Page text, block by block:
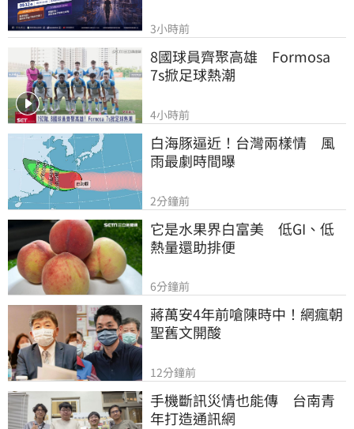
3小時前
8國球員齊聚高雄　Formosa
7s掀足球熱潮
4小時前
白海豚逼近！台灣兩樣情　風
雨最劇時間曝
2分鐘前
它是水果界白富美　低GI、低
熱量還助排便
6分鐘前
蔣萬安4年前嗆陳時中！網瘋朝
聖舊文開酸
12分鐘前
手機斷訊災情也能傳　台南青
年打造通訊網